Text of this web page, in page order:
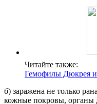
Читайте также:
Гемофилы Дюкрея
б) заражена не только
кожные покровы,